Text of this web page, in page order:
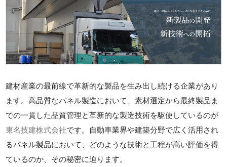
建材産業の最前線で革新的な製品を生み出し続ける企業があり
ます。高品質なパネル製造において、素材選定から最終製品ま
での一貫した品質管理と革新的な製造技術を駆使しているのが
東名技建株式会社です。自動車業界や建築分野で広く活用され
るパネル製品において、どのような技術と工程が高い評価を得
ているのか、その秘密に迫ります。